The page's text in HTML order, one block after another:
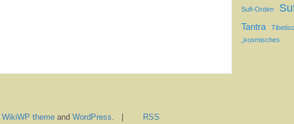
Sufi-Orden
Tantra
„kosmisches
WikiWP themeand WordPress. | RSS